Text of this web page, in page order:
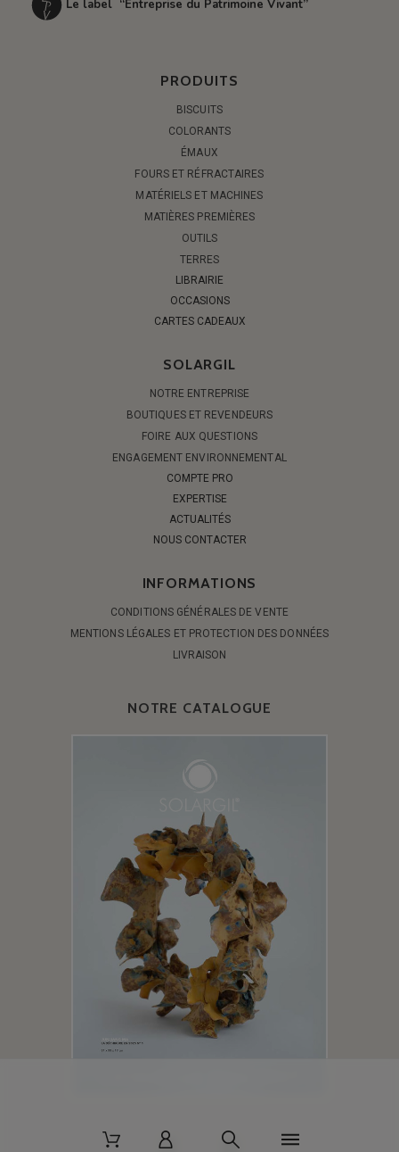
Le label “Entreprise du Patrimoine Vivant”
PRODUITS
BISCUITS
COLORANTS
ÉMAUX
FOURS ET RÉFRACTAIRES
MATÉRIELS ET MACHINES
MATIÈRES PREMIÈRES
OUTILS
TERRES
LIBRAIRIE
OCCASIONS
CARTES CADEAUX
SOLARGIL
NOTRE ENTREPRISE
BOUTIQUES ET REVENDEURS
FOIRE AUX QUESTIONS
ENGAGEMENT ENVIRONNEMENTAL
COMPTE PRO
EXPERTISE
ACTUALITÉS
NOUS CONTACTER
INFORMATIONS
CONDITIONS GÉNÉRALES DE VENTE
MENTIONS LÉGALES ET PROTECTION DES DONNÉES
LIVRAISON
NOTRE CATALOGUE